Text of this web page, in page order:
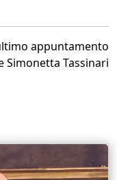
appuntamento
Simonetta Tassinari